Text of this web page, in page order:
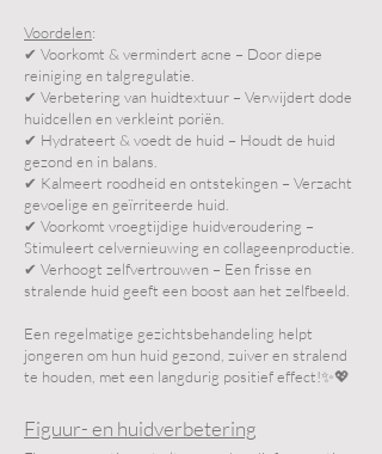
Voordelen:
✔ Voorkomt & vermindert acne – Door diepe
reiniging en talgregulatie.
✔ Verbetering van huidtextuur – Verwijdert dode
huidcellen en verkleint poriën.
✔ Hydrateert & voedt de huid – Houdt de huid
gezond en in balans.
✔ Kalmeert roodheid en ontstekingen – Verzacht
gevoelige en geïrriteerde huid.
✔ Voorkomt vroegtijdige huidveroudering –
Stimuleert celvernieuwing en collageenproductie.
✔ Verhoogt zelfvertrouwen – Een frisse en
stralende huid geeft een boost aan het zelfbeeld.
Een regelmatige gezichtsbehandeling helpt
jongeren om hun huid gezond, zuiver en stralend
te houden, met een langdurig positief effect!✨💖
Figuur- en huidverbetering